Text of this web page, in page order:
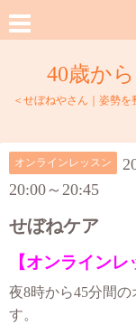
40歳か
＜せぼねやさん｜姿勢
オンラインレッスン
20:00～20:45
せぼねケア
【オンライン
夜8時から45分間
す。